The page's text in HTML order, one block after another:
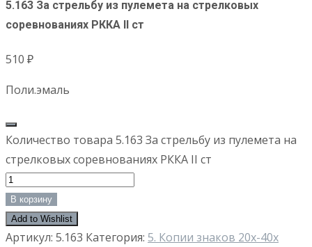
5.163 За стрельбу из пулемета на стрелковых
соревнованиях РККА II ст
510 ₽
Поли.эмаль
Количество товара 5.163 За стрельбу из пулемета на
стрелковых соревнованиях РККА II ст
В корзину
Add to Wishlist
Артикул: 5.163 Категория: 5. Копии знаков 20х-40х